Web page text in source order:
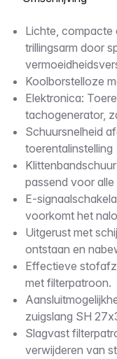
Omschrijving
Lichte, compacte
trillingsarm door
Koolborstelloze
Elektronica:
tachogenerator,
Schuursnelheid
toerentalinstelling
passend voor alle
E-
voorkomt het
Uitgerust met
ontstaan en
Effectieve
met filterpatroon.
zuigslang SH
Slagvast
verwijderen van